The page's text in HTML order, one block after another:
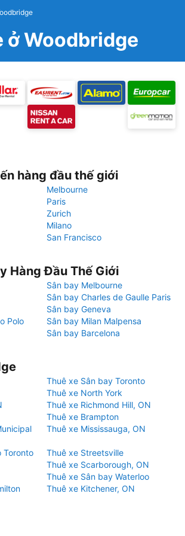
ở Woodbridge
hàng đầu thế giới
Melbourne
Paris
Zurich
Milano
San Francisco
Hàng Đầu Thế Giới
Sân bay Melbourne
Sân bay Charles de Gaulle Paris
Sân bay Geneva
Polo
Sân bay Milan Malpensa
Sân bay Barcelona
Thuê xe Sân bay Toronto
Thuê xe North York
Thuê xe Richmond Hill, ON
Thuê xe Brampton
Thuê xe Mississauga, ON
Toronto
Thuê xe Streetsville
Thuê xe Scarborough, ON
Thuê xe Sân bay Waterloo
Thuê xe Kitchener, ON